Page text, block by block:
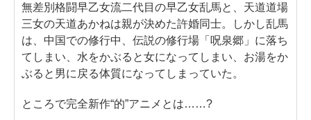
無差別格闘早乙女流二代目の早乙女乱馬と、天道道場
三女の天道あかねは親が決めた許婚同士。しかし乱馬
は、中国での修行中、伝説の修行場「呪泉郷」に落ち
てしまい、水をかぶると女になってしまい、お湯をか
ぶると男に戻る体質になってしまっていた。
ところで完全新作“的”アニメとは……?